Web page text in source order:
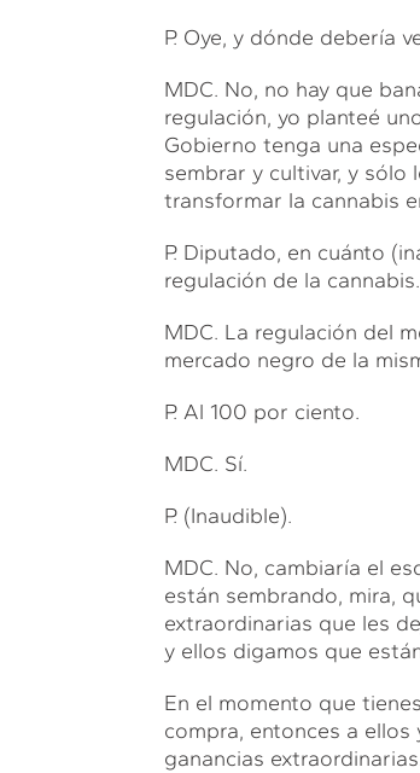
P. Oye, y dónde debería
MDC. No, no hay que
regulación, yo planteé
Gobierno tenga una
sembrar y cultivar, y sólo
transformar la cannabis
P. Diputado, en cuánto
regulación de la cannabis.
MDC. La regulación del
mercado negro de la
P. Al 100 por ciento.
MDC. Sí.
P. (Inaudible).
MDC. No, cambiaría el
están sembrando, mira,
extraordinarias que les
y ellos digamos que
En el momento que
compra, entonces a
ganancias